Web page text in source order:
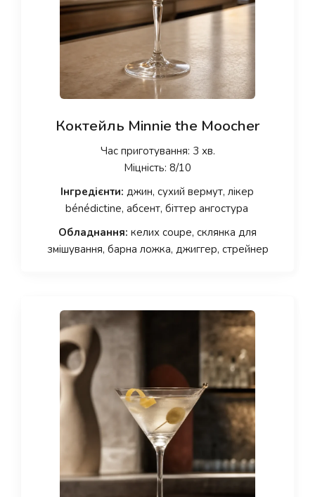
Коктейль Minnie the Moocher
Час приготування: 3 хв.
Міцність: 8/10
Інгредієнти: джин, сухий вермут, лікер
bénédictine, абсент, біттер ангостура
Обладнання: келих coupe, склянка для
змішування, барна ложка, джиггер, стрейнер